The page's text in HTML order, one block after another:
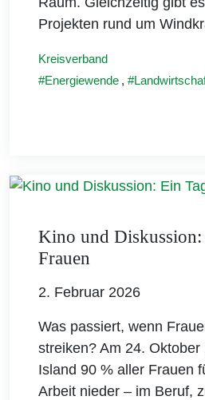
Projekten rund um
Kreisverband
Energiewende ,
Kino und Diskussion:
Frauen
2. Februar 2026
Was passiert, wenn
streiken? Am 24. Oktober
Island 90 % aller Frauen
Arbeit nieder – im Beruf,